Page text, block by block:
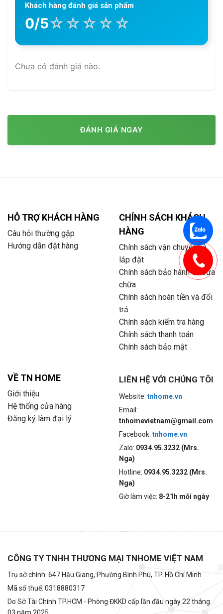
Khách hàng đánh giá sản phẩm
0/5☆ ☆ ☆ ☆ ☆
Chưa có đánh giá nào.
ĐÁNH GIÁ NGAY
HỖ TRỢ KHÁCH HÀNG
Câu hỏi thường gặp
Hướng dẫn đặt hàng
CHÍNH SÁCH KHÁCH
HÀNG
Chính sách vận chuyển và
lắp đặt
Chính sách bảo hành và sửa
chữa
Chính sách hoàn tiền và đổi
trả
Chính sách kiểm tra hàng
Chính sách thanh toán
Chính sách bảo mật
VỀ TN HOME
Giới thiệu
Hệ thống cửa hàng
Đăng ký làm đại lý
LIÊN HỆ VỚI CHÚNG TÔI
Website: tnhome.vn
Email:
tnhomevietnam@gmail.com
Facebook: tnhome.vn
Zalo: 0934.95.3232 (Mrs.
Nga)
Hotline: 0934.95.3232 (Mrs.
Nga)
Giờ làm việc: 8-21h mỗi ngày
CÔNG TY TNHH THƯƠNG MẠI TNHOME VIỆT NAM
Trụ sở chính: 647 Hậu Giang, Phường Bình Phú, TP. Hồ Chí Minh
Mã số thuế: 0318880317
Do Sở Tài Chính TP.HCM - Phòng ĐKKD cấp lần đầu ngày 22 tháng